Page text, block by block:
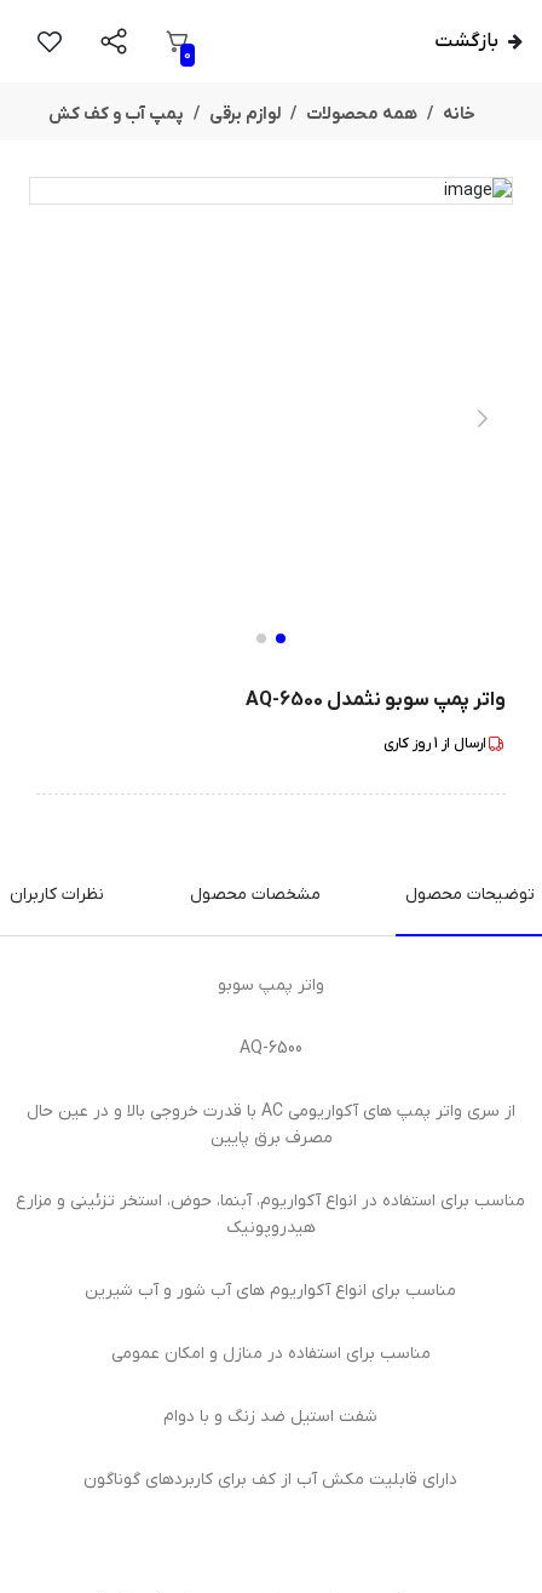
بازگشت
0
خانه همه محصولات لوازم برقی پمپ آب و کف کش
واتر پمپ سوبو نثمدل AQ-6500
ارسال از 1روز کاری
توضیحات محصول مشخصات محصول نظرات کاربران
واتر پمپ سوبو
AQ-6500
از سری واتر پمپ های آکواریومی AC با قدرت خروجی بالا و در عین حال
مصرف برق پایین
مناسب برای استفاده در انواع آکواریوم، آبنما، حوض، استخر تزئینی و مزارع
هیدروپونیک
مناسب برای انواع آکواریوم های آب شور و آب شیرین
مناسب برای استفاده در منازل و امکان عمومی
شفت استیل ضد زنگ و با دوام
دارای قابلیت مکش آب از کف برای کاربردهای گوناگون